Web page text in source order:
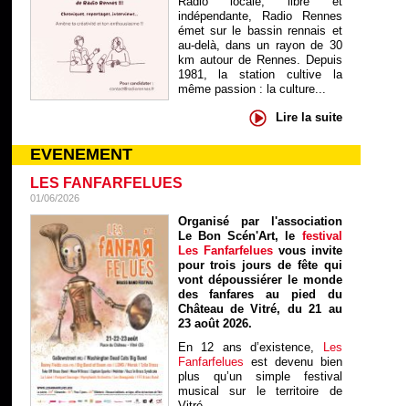
indépendante, Radio Rennes
émet sur le bassin rennais et
au-delà, dans un rayon de 30
km autour de Rennes. Depuis
1981, la station cultive la
même passion : la culture...
Lire la suite
EVENEMENT
LES FANFARFELUES
01/06/2026
Organisé par l'association
Le Bon Scén'Art, le festival
Les Fanfarfelues vous invite
pour trois jours de fête qui
vont dépoussiérer le monde
des fanfares au pied du
Château de Vitré, du 21 au
23 août 2026.
En 12 ans d’existence, Les
Fanfarfelues est devenu bien
plus qu’un simple festival
musical sur le territoire de